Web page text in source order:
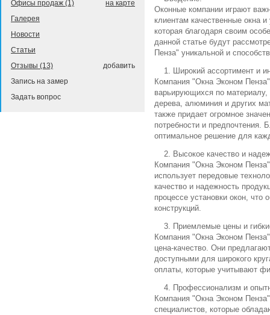
Оконные компании играют
клиентам качественные окна
которая благодаря своим
данной статье будут
Пенза" уникальной и
1. Широкий ассортимент и
Компания "Окна Эконом
варьирующихся по
дерева, алюминия и других
также придает огромное
потребности и
оптимальное решение для
2. Высокое качество и
Компания "Окна Эконом
использует передовые
качество и надежность
процессе установки окон, что
конструкций.
3. Приемлемые цены и
Компания "Окна Эконом
цена-качество. Они
доступными для широкого
оплаты, которые учитывают
4. Профессионализм и
Компания "Окна Эконом
специалистов, которые
на карте
Офисы продаж (1)
Галерея
Новости
Статьи
добавить
Отзывы (13)
Запись на замер
Задать вопрос